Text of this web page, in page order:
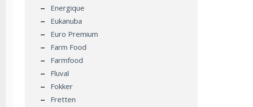
Energique
Eukanuba
Euro Premium
Farm Food
Farmfood
Fluval
Fokker
Fretten